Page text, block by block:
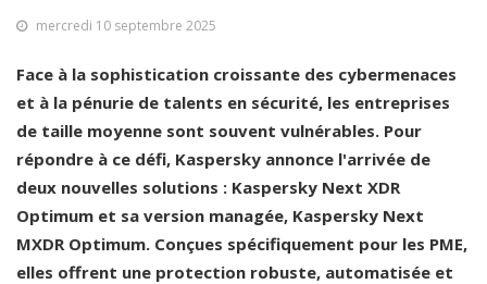
mercredi 10 septembre 2025
Face à la sophistication croissante des cybermenaces
et à la pénurie de talents en sécurité, les entreprises
de taille moyenne sont souvent vulnérables. Pour
répondre à ce défi, Kaspersky annonce l'arrivée de
deux nouvelles solutions : Kaspersky Next XDR
Optimum et sa version managée, Kaspersky Next
MXDR Optimum. Conçues spécifiquement pour les PME,
elles offrent une protection robuste, automatisée et